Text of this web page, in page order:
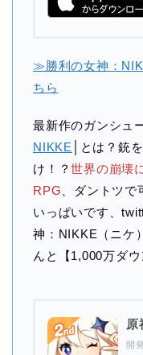
≫勝利の女神：
ちら
最新作のガンシュ
NIKKE │とは？銃
け！？世界の崩壊
RPG、ダントツで
いっぱいです、
神：NIKKE（ニケ
んと【1,000万ダウ
原
開